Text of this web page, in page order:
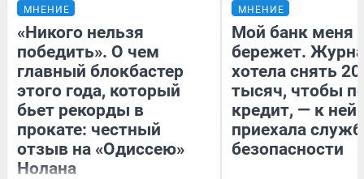
МНЕНИЕ
«Никого нельзя
победить». О чем
главный блокбастер
этого года, который
бьет рекорды в
прокате: честный
отзыв на «Одиссею»
Нолана
МНЕНИЕ
Мой банк меня
бережет.
хотела снять
тысяч, чтобы
кредит, — к
приехала
безопасности